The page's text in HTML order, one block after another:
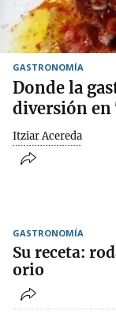
GASTRONOMÍA
Donde la
diversión en
Itziar Acereda
GASTRONOMÍA
Su receta:
orio